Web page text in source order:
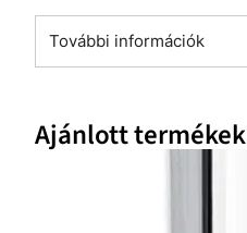
További információk
Ajánlott termékek